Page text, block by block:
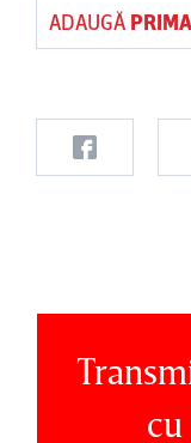
ADAUGĂ
cu